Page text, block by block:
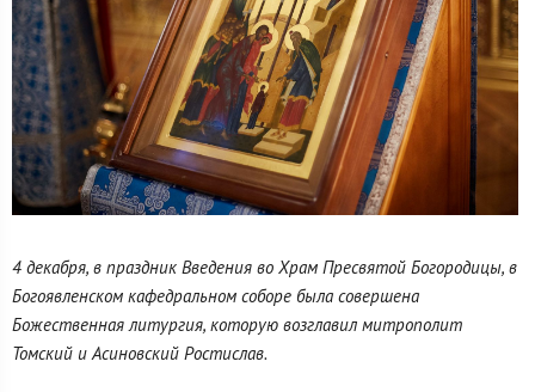
4 декабря, в праздник Введения во Храм Пресвятой Богородицы, в
Богоявленском кафедральном соборе была совершена
Божественная литургия, которую возглавил митрополит
Томский и Асиновский Ростислав.